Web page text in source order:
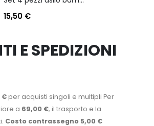
15,50 €
E SPEDIZIONI
€per acquisti singoli e multipli Per
a 69,00 €, il trasporto e la
Costo contrassegno 5,00 €